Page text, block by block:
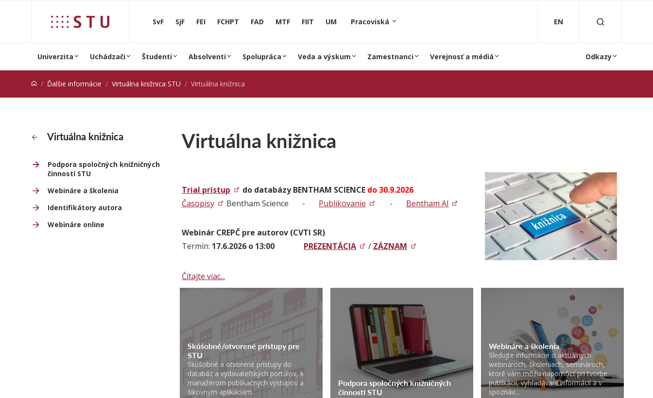
SvF SjF FEI FCHPT FAD MTF FIIT UM Pracoviská EN
Univerzita Uchádzači Študenti Absolventi Spolupráca Veda a výskum Zamestnanci Verejnosť a médiá Odkazy
Ďalšie informácie Virtuálna knižnica STU Virtuálna knižnica
Virtuálna knižnica
Podpora spoločných knižničných
činností STU
Webináre a školenia
Identifikátory autora
Webináre online
Virtuálna knižnica
Trial prístup do databázy BENTHAM SCIENCE do 30.9.2026
Časopisy
Bentham Science - Publikovanie - Bentham AI
Webinár CREPČ pre autorov (CVTI SR)
Termín: 17.6.2026 o 13:00 PREZENTÁCIA / ZÁZNAM
Čítajte viac...
Skúšobné/otvorené prístupy pre
STU
Skúšobné a otvorené prístupy do
databáz a vydavateľských portálov, k
manažérom publikačných výstupov a
šikovným aplikáciám.
Podpora spoločných knižničných
činností STU
Webináre a školenia
Sledujte informácie o aktuálnych
webinároch, školeniach, seminároch,
ktoré vám môžu napomôcť pri tvorbe
publikácií, vyhľadávaní informácií a v
spoznáv...